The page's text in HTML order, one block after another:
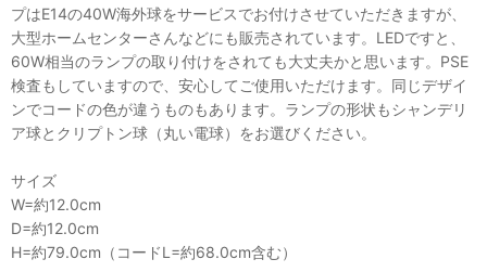
プはE14の40W海外球をサービスでお付けさせていただきますが、
大型ホームセンターさんなどにも販売されています。LEDですと、
60W相当のランプの取り付けをされても大丈夫かと思います。PSE
検査もしていますので、安心してご使用いただけます。同じデザイ
ンでコードの色が違うものもあります。ランプの形状もシャンデリ
ア球とクリプトン球（丸い電球）をお選びください。
サイズ
W=約12.0cm
D=約12.0cm
H=約79.0cm（コードL=約68.0cm含む）